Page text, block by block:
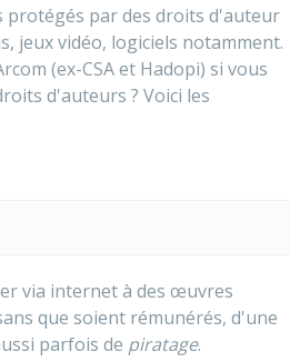
protégés par des droits d'auteur
jeux vidéo, logiciels notamment.
(ex-CSA et Hadopi) si vous
d'auteurs ? Voici les
via internet à des œuvres
que soient rémunérés, d'une
parfois de piratage.